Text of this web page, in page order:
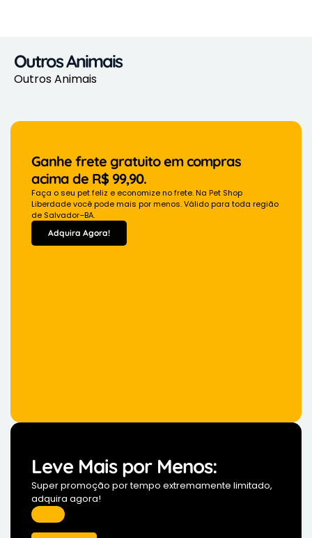
Outros Animais
Outros Animais
Ganhe frete gratuito em compras
acima de R$ 99,90.
Faça o seu pet feliz e economize no frete. Na Pet Shop
Liberdade você pode mais por menos. Válido para toda região
de Salvador–BA.
Adquira Agora!
Leve Mais por Menos:
Super promoção por tempo extremamente limitado,
adquira agora!